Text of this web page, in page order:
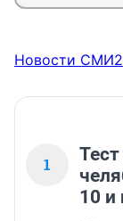
Новости СМИ2
1
10 и